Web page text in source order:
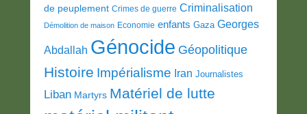
de peuplement Crimes de guerre Criminalisation
Démolition de maison Economie enfants Gaza Georges
Abdallah Génocide Géopolitique
Histoire Impérialisme Iran Journalistes
Liban Martyrs Matériel de lutte